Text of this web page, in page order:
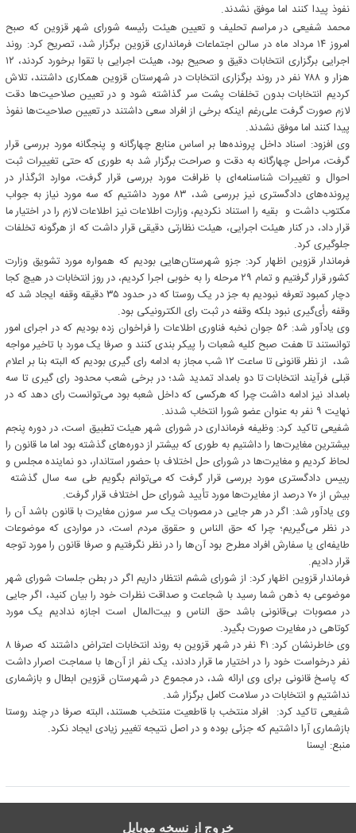
نفوذ پیدا کنند اما موفق نشدند.
محمد شفیعی در مراسم تحلیف و تعیین هیئت رئیسه شورای شهر قزوین که صبح
امروز ۱۴ مرداد ماه در سالن اجتماعات فرمانداری قزوین برگزار شد، تصریح کرد: روند
اجرایی برگزاری انتخابات دقیق و صحیح بود، هیئت اجرایی با تقوا برخورد کردند، ۱۲
هزار و ۷۸۸ نفر در روند برگزاری انتخابات در شهرستان قزوین همکاری داشتند، تلاش
کردیم انتخابات بدون تخلفات پشت سر گذاشته شود و در تعیین صلاحیت‌ها دقت
لازم صورت گرفت علی‌رغم اینکه برخی از افراد سعی داشتند در تعیین صلاحیت‌ها نفوذ
پیدا کنند اما موفق نشدند.
وی افزود: اسناد داخل پرونده‌ها بر اساس منابع چهارگانه و پنجگانه مورد بررسی قرار
گرفت، مراحل چهارگانه به دقت و صراحت برگزار شد به طوری که حتی تغییرات ثبت
احوال و تغییرات شناسنامه‌ای با ظرافت مورد بررسی قرار گرفت، موارد اثرگذار در
پرونده‌های دادگستری نیز بررسی شد، ۸۳ مورد داشتیم که سه مورد نیاز به جواب
مکتوب داشت و بقیه را استناد نکردیم، وزارت اطلاعات نیز اطلاعات لازم را در اختیار ما
قرار داد، در کنار هیئت اجرایی، هیئت نظارتی دقیقی قرار داشت که از هرگونه تخلفات
جلوگیری کرد.
فرماندار قزوین اظهار کرد: جزو شهرستان‌هایی بودیم که همواره مورد تشویق وزارت
کشور قرار ‌گرفتیم و تمام ۲۹ مرحله را به خوبی اجرا کردیم، در روز انتخابات در هیچ کجا
دچار کمبود تعرفه نبودیم به جز در یک روستا که در حدود ۳۵ دقیقه وقفه ایجاد شد که
وقفه رأی‌گیری نبود بلکه وقفه در ثبت رای الکترونیکی بود.
وی یادآور شد: ۵۶ جوان نخبه فناوری اطلاعات را فراخوان زده بودیم که در اجرای امور
توانستند تا هفت صبح کلیه شعبات را پیکر بندی کنند و صرفا یک مورد با تاخیر مواجه
شد، از نظر قانونی تا ساعت ۱۲ شب مجاز به ادامه رای گیری بودیم که البته بنا بر اعلام
قبلی فرآیند انتخابات تا دو بامداد تمدید شد؛ در برخی شعب محدود رای گیری تا سه
بامداد نیز ادامه داشت چرا که هرکسی که داخل شعبه بود می‌توانست رای دهد که در
نهایت ۹ نفر به عنوان عضو شورا انتخاب شدند.
شفیعی تاکید کرد: وظیفه فرمانداری در شورای شهر هیئت تطبیق است، در دوره پنجم
بیشترین مغایرت‌ها را داشتیم به طوری که بیشتر از دوره‌های گذشته بود اما ما قانون را
لحاظ کردیم و مغایرت‌ها در شورای حل اختلاف با حضور استاندار، دو نماینده مجلس و
رییس دادگستری مورد بررسی قرار گرفت که می‌توانم بگویم طی سه سال گذشته
بیش از ۷۰ درصد از مغایرت‌ها مورد تأیید شورای حل اختلاف قرار گرفت.
وی یادآور شد: اگر در هر جایی در مصوبات یک سر سوزن مغایرت با قانون باشد آن را
در نظر می‌گیریم؛ چرا که حق الناس و حقوق مردم است، در مواردی که موضوعات
طایفه‌ای یا سفارش افراد مطرح بود آن‌ها را در نظر نگرفتیم و صرفا قانون را مورد توجه
قرار دادیم.
فرماندار قزوین اظهار کرد: از شورای ششم انتظار داریم اگر در بطن جلسات شورای شهر
موضوعی به ذهن شما رسید با شجاعت و صداقت نظرات خود را بیان کنید، اگر جایی
در مصوبات بی‌قانونی باشد حق الناس و بیت‌المال است اجازه ندادیم یک مورد
کوتاهی در مغایرت صورت بگیرد.
وی خاطرنشان کرد: ۴۱ نفر در شهر قزوین به روند انتخابات اعتراض داشتند که صرفا ۸
نفر درخواست خود را در اختیار ما قرار دادند، یک نفر از آن‌ها با سماجت اصرار داشت
که پاسخ قانونی برای وی ارائه شد، در مجموع در شهرستان قزوین ابطال و بازشماری
نداشتیم و انتخابات در سلامت کامل برگزار شد.
شفیعی تاکید کرد: افراد منتخب با قاطعیت منتخب هستند، البته صرفا در چند روستا
بازشماری آرا داشتیم که جزئی بوده و در اصل نتیجه تغییر زیادی ایجاد نکرد.
منبع: ايسنا
خروج از نسخه موبایل